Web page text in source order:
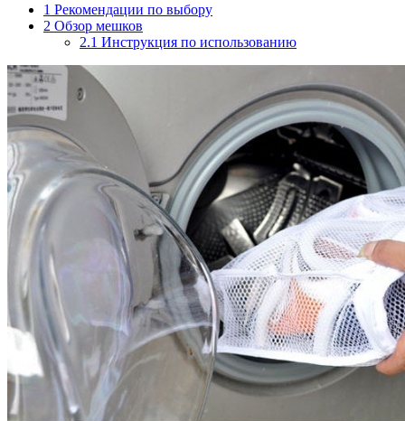
1 Рекомендации по выбору
2 Обзор мешков
2.1 Инструкция по использованию